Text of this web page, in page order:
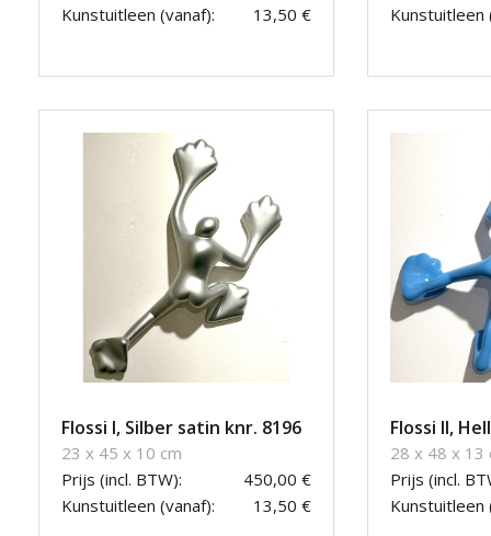
Kunstuitleen (vanaf):
13,50 €
Kunstuitleen
Flossi I, Silber satin knr. 8196
23 x 45 x 10 cm
Prijs (incl. BTW):
450,00 €
Kunstuitleen (vanaf):
13,50 €
Flossi II,
28 x 48 x 13
Prijs (incl.
Kunstuitleen